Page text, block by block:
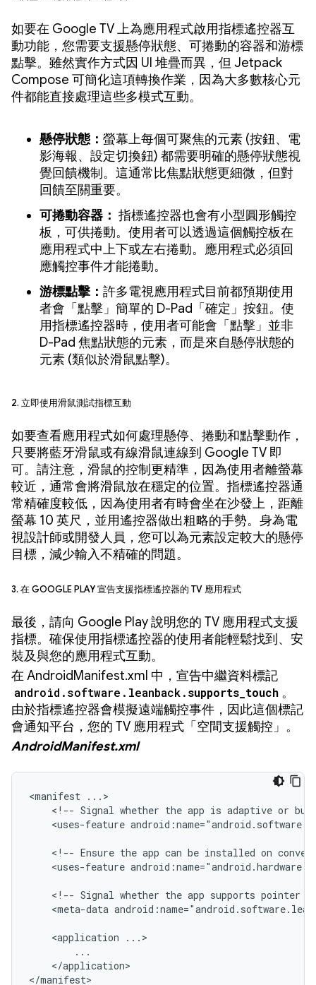
如要在 Google TV 上為應用程式啟用指標遙控器互
動功能，您需要支援懸停狀態、可捲動的容器和游標
點擊。雖然實作方式因 UI 堆疊而異，但 Jetpack
Compose 可簡化這項轉換作業，因為大多數核心元
件都能直接處理這些多模式互動。
懸停狀態： 螢幕上每個可聚焦的元素 (按鈕、電
影海報、設定切換鈕) 都需要明確的懸停狀態視
覺回饋機制。這通常比焦點狀態更細微，但對
回饋至關重要。
可捲動容器： 指標遙控器也會有小型圓形觸控
板，可供捲動。使用者可以透過這個觸控板在
應用程式中上下或左右捲動。應用程式必須回
應觸控事件才能捲動。
游標點擊： 許多電視應用程式目前都預期使用
者會「點擊」簡單的 D-Pad「確定」按鈕。使
用指標遙控器時，使用者可能會「點擊」並非
D-Pad 焦點狀態的元素，而是來自懸停狀態的
元素 (類似於滑鼠點擊)。
2. 立即使用滑鼠測試指標互動
如要查看應用程式如何處理懸停、捲動和點擊動作，
只要將藍牙滑鼠或有線滑鼠連線到 Google TV 即
可。請注意，滑鼠的控制更精準，因為使用者離螢幕
較近，通常會將滑鼠放在穩定的位置。指標遙控器通
常精確度較低，因為使用者有時會坐在沙發上，距離
螢幕 10 英尺，並用遙控器做出粗略的手勢。身為電
視設計師或開發人員，您可以為元素設定較大的懸停
目標，減少輸入不精確的問題。
3. 在 Google Play 宣告支援指標遙控器的 TV 應用程式
最後，請向 Google Play 說明您的 TV 應用程式支援
指標。確保使用指標遙控器的使用者能輕鬆找到、安
裝及與您的應用程式互動。
在 AndroidManifest.xml 中，宣告中繼資料標記
android.software.leanback.supports_touch 。
由於指標遙控器會模擬遠端觸控事件，因此這個標記
會通知平台，您的 TV 應用程式「空間支援觸控」。
AndroidManifest.xml
<manifest
<!-- Signal whether the app is adaptive or
<uses-feature
<!-- Ensure the app can be installed on
<uses-feature
<!-- Signal whether the app supports pointer
<meta-data
<application
</application>
</manifest>